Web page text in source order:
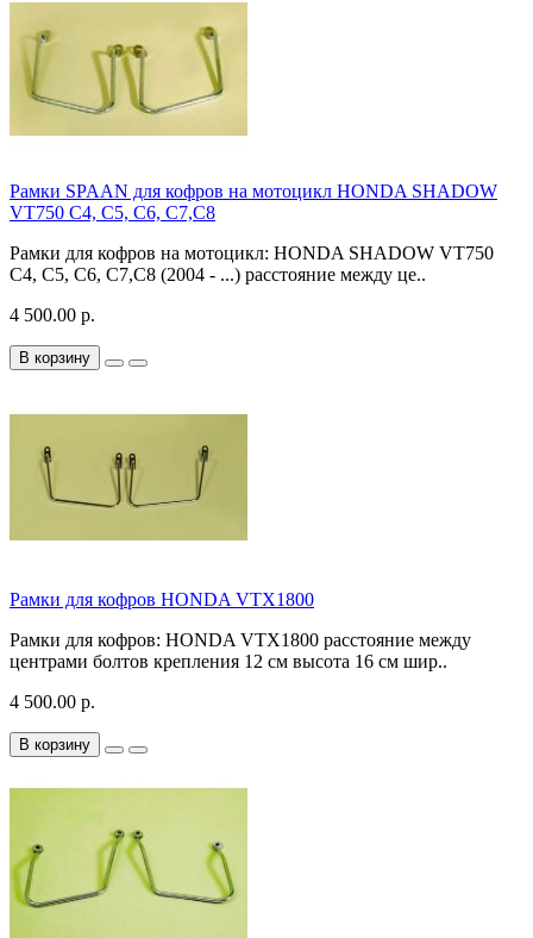
Рамки SPAAN для кофров на мотоцикл HONDA SHADOW
VT750 C4, C5, C6, C7,C8
Рамки для кофров на мотоцикл: HONDA SHADOW VT750
C4, C5, C6, C7,C8 (2004 - ...) расстояние между це..
4 500.00 р.
В корзину
Рамки для кофров HONDA VTX1800
Рамки для кофров: HONDA VTX1800 расстояние между
центрами болтов крепления 12 см высота 16 см шир..
4 500.00 р.
В корзину